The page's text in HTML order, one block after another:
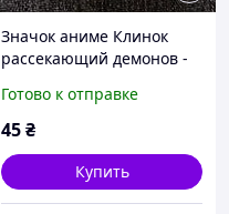
Значок аниме Клинок
рассекающий демонов -
мм (ZNBDD 0018)
Готово к отправке
45₴
Купить